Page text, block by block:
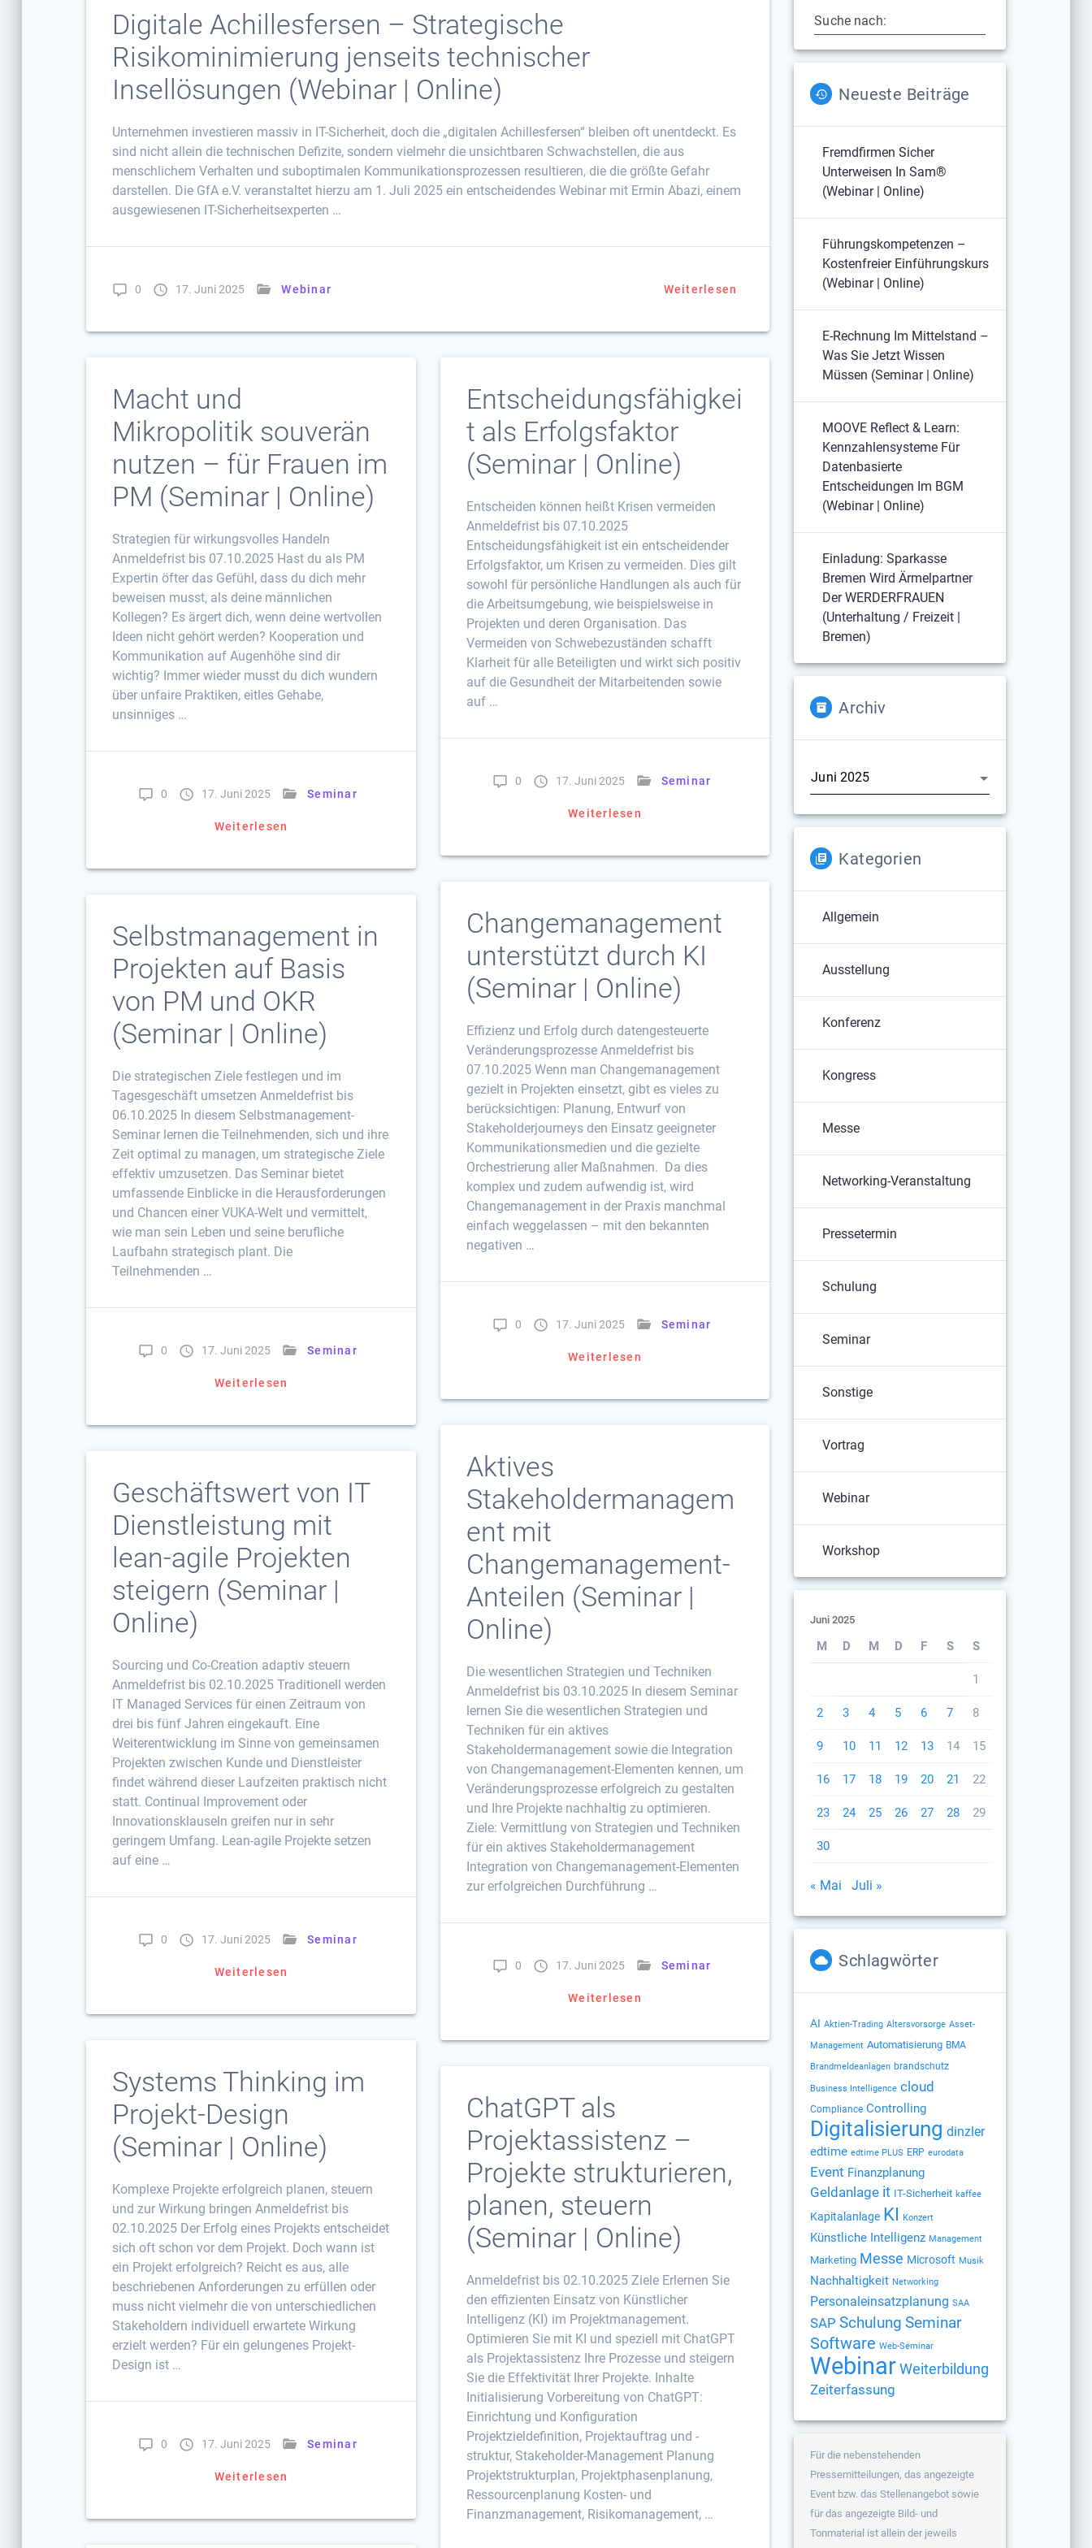
Digitale Achillesfersen – Strategische
Risikominimierung jenseits technischer
Insellösungen (Webinar | Online)
Unternehmen investieren massiv in IT-Sicherheit, doch die „digitalen Achillesfersen“ bleiben oft unentdeckt. Es
sind nicht allein die technischen Defizite, sondern vielmehr die unsichtbaren Schwachstellen, die aus
menschlichem Verhalten und suboptimalen Kommunikationsprozessen resultieren, die die größte Gefahr
darstellen. Die GfA e.V. veranstaltet hierzu am 1. Juli 2025 ein entscheidendes Webinar mit Ermin Abazi, einem
ausgewiesenen IT-Sicherheitsexperten …
0 17. Juni 2025 Webinar Weiterlesen
Macht und
Mikropolitik souverän
nutzen – für Frauen im
PM (Seminar | Online)
Strategien für wirkungsvolles Handeln
Anmeldefrist bis 07.10.2025 Hast du als PM
Expertin öfter das Gefühl, dass du dich mehr
beweisen musst, als deine männlichen
Kollegen? Es ärgert dich, wenn deine wertvollen
Ideen nicht gehört werden? Kooperation und
Kommunikation auf Augenhöhe sind dir
wichtig? Immer wieder musst du dich wundern
über unfaire Praktiken, eitles Gehabe,
unsinniges …
0 17. Juni 2025 Seminar
Weiterlesen
Entscheidungsfähigkei
t als Erfolgsfaktor
(Seminar | Online)
Entscheiden können heißt Krisen vermeiden
Anmeldefrist bis 07.10.2025
Entscheidungsfähigkeit ist ein entscheidender
Erfolgsfaktor, um Krisen zu vermeiden. Dies gilt
sowohl für persönliche Handlungen als auch für
die Arbeitsumgebung, wie beispielsweise in
Projekten und deren Organisation. Das
Vermeiden von Schwebezuständen schafft
Klarheit für alle Beteiligten und wirkt sich positiv
auf die Gesundheit der Mitarbeitenden sowie
auf …
0 17. Juni 2025 Seminar
Weiterlesen
Changemanagement
unterstützt durch KI
(Seminar | Online)
Effizienz und Erfolg durch datengesteuerte
Veränderungsprozesse Anmeldefrist bis
07.10.2025 Wenn man Changemanagement
gezielt in Projekten einsetzt, gibt es vieles zu
berücksichtigen: Planung, Entwurf von
Stakeholderjourneys den Einsatz geeigneter
Kommunikationsmedien und die gezielte
Orchestrierung aller Maßnahmen. Da dies
komplex und zudem aufwendig ist, wird
Changemanagement in der Praxis manchmal
einfach weggelassen – mit den bekannten
negativen …
0 17. Juni 2025 Seminar
Weiterlesen
Selbstmanagement in
Projekten auf Basis
von PM und OKR
(Seminar | Online)
Die strategischen Ziele festlegen und im
Tagesgeschäft umsetzen Anmeldefrist bis
06.10.2025 In diesem Selbstmanagement-
Seminar lernen die Teilnehmenden, sich und ihre
Zeit optimal zu managen, um strategische Ziele
effektiv umzusetzen. Das Seminar bietet
umfassende Einblicke in die Herausforderungen
und Chancen einer VUKA-Welt und vermittelt,
wie man sein Leben und seine berufliche
Laufbahn strategisch plant. Die
Teilnehmenden …
0 17. Juni 2025 Seminar
Weiterlesen
Aktives
Stakeholdermanagem
ent mit
Changemanagement-
Anteilen (Seminar |
Online)
Die wesentlichen Strategien und Techniken
Anmeldefrist bis 03.10.2025 In diesem Seminar
lernen Sie die wesentlichen Strategien und
Techniken für ein aktives
Stakeholdermanagement sowie die Integration
von Changemanagement-Elementen kennen, um
Veränderungsprozesse erfolgreich zu gestalten
und Ihre Projekte nachhaltig zu optimieren.
Ziele: Vermittlung von Strategien und Techniken
für ein aktives Stakeholdermanagement
Integration von Changemanagement-Elementen
zur erfolgreichen Durchführung …
0 17. Juni 2025 Seminar
Weiterlesen
Geschäftswert von IT
Dienstleistung mit
lean-agile Projekten
steigern (Seminar |
Online)
Sourcing und Co-Creation adaptiv steuern
Anmeldefrist bis 02.10.2025 Traditionell werden
IT Managed Services für einen Zeitraum von
drei bis fünf Jahren eingekauft. Eine
Weiterentwicklung im Sinne von gemeinsamen
Projekten zwischen Kunde und Dienstleister
findet während dieser Laufzeiten praktisch nicht
statt. Continual Improvement oder
Innovationsklauseln greifen nur in sehr
geringem Umfang. Lean-agile Projekte setzen
auf eine …
0 17. Juni 2025 Seminar
Weiterlesen
Systems Thinking im
Projekt-Design
(Seminar | Online)
Komplexe Projekte erfolgreich planen, steuern
und zur Wirkung bringen Anmeldefrist bis
02.10.2025 Der Erfolg eines Projekts entscheidet
sich oft schon vor dem Projekt. Doch wann ist
ein Projekt erfolgreich? Reicht es aus, alle
beschriebenen Anforderungen zu erfüllen oder
muss nicht vielmehr die von unterschiedlichen
Stakeholdern individuell erwartete Wirkung
erzielt werden? Für ein gelungenes Projekt-
Design ist …
0 17. Juni 2025 Seminar
Weiterlesen
ChatGPT als
Projektassistenz –
Projekte strukturieren,
planen, steuern
(Seminar | Online)
Anmeldefrist bis 02.10.2025 Ziele Erlernen Sie
den effizienten Einsatz von Künstlicher
Intelligenz (KI) im Projektmanagement.
Optimieren Sie mit KI und speziell mit ChatGPT
als Projektassistenz Ihre Prozesse und steigern
Sie die Effektivität Ihrer Projekte. Inhalte
Initialisierung Vorbereitung von ChatGPT:
Einrichtung und Konfiguration
Projektzieldefinition, Projektauftrag und -
struktur, Stakeholder-Management Planung
Projektstrukturplan, Projektphasenplanung,
Ressourcenplanung Kosten- und
Finanzmanagement, Risikomanagement, …
Suche nach:
Neueste Beiträge
Fremdfirmen Sicher
Unterweisen In Sam®
(Webinar | Online)
Führungskompetenzen –
Kostenfreier Einführungskurs
(Webinar | Online)
E-Rechnung Im Mittelstand –
Was Sie Jetzt Wissen
Müssen (Seminar | Online)
MOOVE Reflect & Learn:
Kennzahlensysteme Für
Datenbasierte
Entscheidungen Im BGM
(Webinar | Online)
Einladung: Sparkasse
Bremen Wird Ärmelpartner
Der WERDERFRAUEN
(Unterhaltung / Freizeit |
Bremen)
Archiv
Kategorien
Allgemein
Ausstellung
Konferenz
Kongress
Messe
Networking-Veranstaltung
Pressetermin
Schulung
Seminar
Sonstige
Vortrag
Webinar
Workshop
Juni 2025
M D M D F S S
1
2 3 4 5 6 7 8
9 10 11 12 13 14 15
16 17 18 19 20 21 22
23 24 25 26 27 28 29
30
« Mai Juli »
Schlagwörter
AI Aktien-Trading Altersvorsorge Asset-
Management Automatisierung BMA
Brandmeldeanlagen brandschutz
Business Intelligence cloud
Compliance Controlling
Digitalisierung dinzler
edtime edtime PLUS ERP eurodata
Event Finanzplanung
Geldanlage it IT-Sicherheit kaffee
Kapitalanlage KI Konzert
Künstliche Intelligenz Management
Marketing Messe Microsoft Musik
Nachhaltigkeit Networking
Personaleinsatzplanung SAA
SAP Schulung Seminar
Software Web-Seminar
Webinar Weiterbildung
Zeiterfassung
Für die nebenstehenden
Pressemitteilungen, das angezeigte
Event bzw. das Stellenangebot sowie
für das angezeigte Bild- und
Tonmaterial ist allein der jeweils